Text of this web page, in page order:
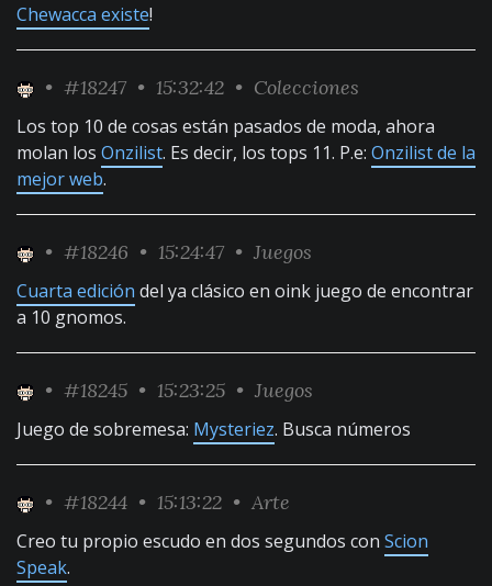
Chewacca existe!
• #18247 • 15:32:42 • Colecciones
Los top 10 de cosas están pasados de moda, ahora
molan los Onzilist. Es decir, los tops 11. P.e: Onzilist de la
mejor web.
• #18246 • 15:24:47 • Juegos
Cuarta edición del ya clásico en oink juego de encontrar
a 10 gnomos.
• #18245 • 15:23:25 • Juegos
Juego de sobremesa: Mysteriez. Busca números
• #18244 • 15:13:22 • Arte
Creo tu propio escudo en dos segundos con Scion
Speak.